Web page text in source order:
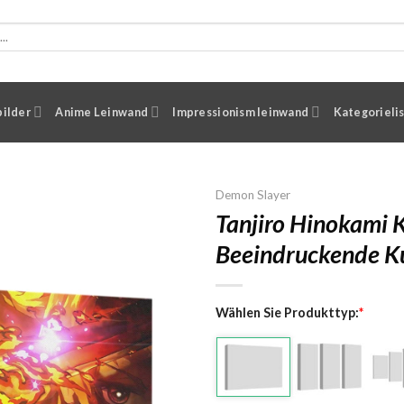
Anime Leinwand Impressionism leinwand
Demon Slayer
Tanjiro Hinokami
Beeindruckende
Wählen Sie Produkttyp:*